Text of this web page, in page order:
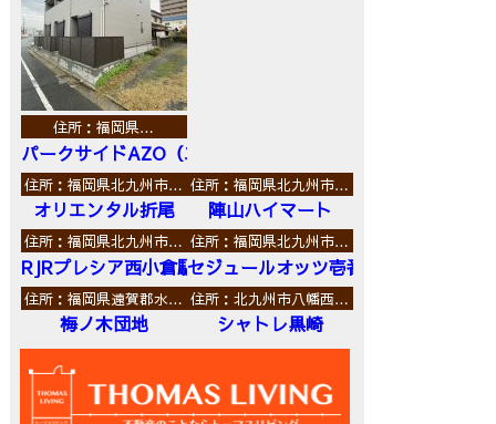
住所：福岡県…
パークサイドAZO（エーゼットオー）
住所：福岡県北九州市…
オリエンタル折尾
住所：福岡県北九州市…
陣山ハイマート
住所：福岡県北九州市…
RJRプレシア西小倉駅前
住所：福岡県北九州市…
セジュールオッツ壱番館
住所：福岡県遠賀郡水…
梅ノ木団地
住所：北九州市八幡西…
シャトレ黒崎